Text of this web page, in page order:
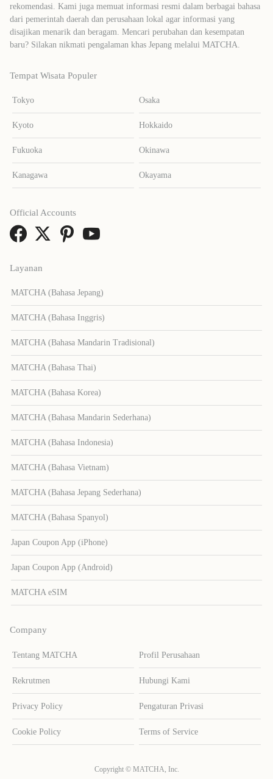
rekomendasi. Kami juga memuat informasi resmi dalam berbagai bahasa
dari pemerintah daerah dan perusahaan lokal agar informasi yang
disajikan menarik dan beragam. Mencari perubahan dan kesempatan
baru? Silakan nikmati pengalaman khas Jepang melalui MATCHA.
Tempat Wisata Populer
Tokyo Osaka
Kyoto Hokkaido
Fukuoka Okinawa
Kanagawa Okayama
Layanan
MATCHA (Bahasa Jepang)
MATCHA (Bahasa Inggris)
MATCHA (Bahasa Mandarin Tradisional)
MATCHA (Bahasa Thai)
MATCHA (Bahasa Korea)
MATCHA (Bahasa Mandarin Sederhana)
MATCHA (Bahasa Indonesia)
MATCHA (Bahasa Vietnam)
MATCHA (Bahasa Jepang Sederhana)
MATCHA (Bahasa Spanyol)
Japan Coupon App (iPhone)
Japan Coupon App (Android)
MATCHA eSIM
Company
Tentang MATCHA Profil Perusahaan
Rekrutmen Hubungi Kami
Privacy Policy Pengaturan Privasi
Cookie Policy Terms of Service
Official Accounts
Copyright © MATCHA, Inc.